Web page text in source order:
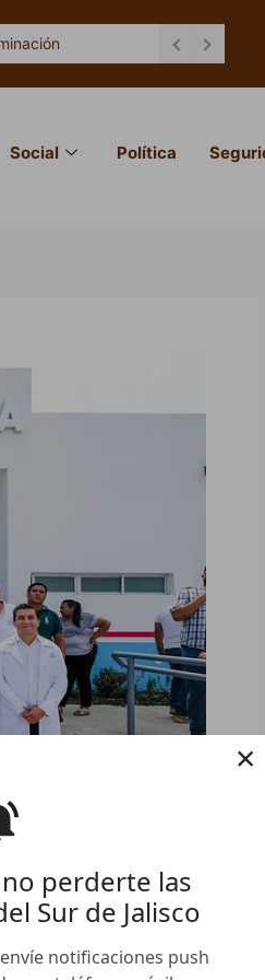
perderte las
Sur de Jalisco
notificaciones push
×
Social Política
operará